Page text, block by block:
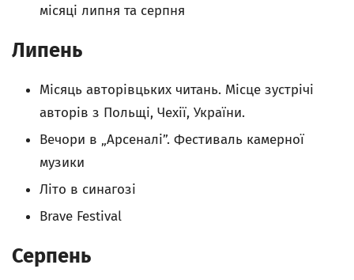
місяці липня та серпня
Липень
Місяць авторівцьких читань. Мiсце зустрiчi
авторiв з Польщi, Чехiї, України.
Вечори в „Арсеналі”. Фестиваль камерної
музики
Літо в синагозі
Brave Festival
Серпень